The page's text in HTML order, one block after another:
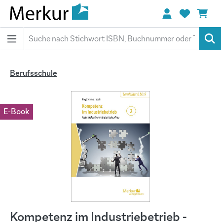
springen
Berufsschule
E-Book
Bildergalerie überspringen
Kompetenz im Industriebetrieb -